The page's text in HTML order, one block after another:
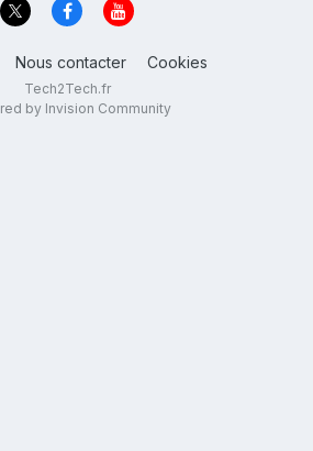
Nous contacter Cookies
Tech2Tech.fr
by Invision Community